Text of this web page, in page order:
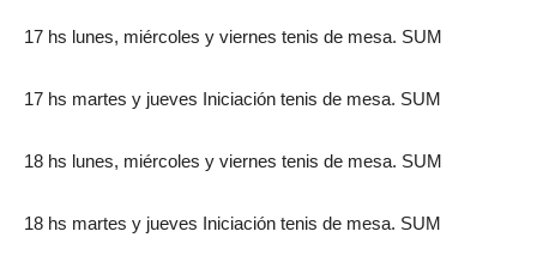
17 hs lunes, miércoles y viernes tenis de mesa. SUM
17 hs martes y jueves Iniciación tenis de mesa. SUM
18 hs lunes, miércoles y viernes tenis de mesa. SUM
18 hs martes y jueves Iniciación tenis de mesa. SUM